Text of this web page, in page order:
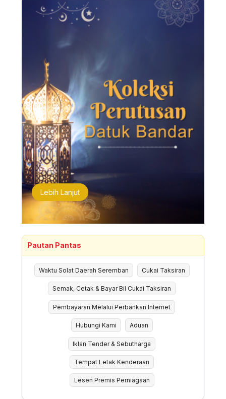
Lebih Lanjut
Pautan Pantas
Waktu Solat Daerah Seremban Cukai Taksiran
Semak, Cetak & Bayar Bil Cukai Taksiran
Pembayaran Melalui Perbankan Internet
Hubungi Kami Aduan
Iklan Tender & Sebutharga
Tempat Letak Kenderaan
Lesen Premis Perniagaan